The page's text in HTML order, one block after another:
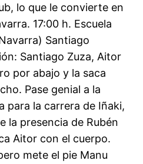
lo que le convierte en
17:00 h. Escuela
Santiago
Santiago Zuza, Aitor
por abajo y la saca
Pase genial a la
para la carrera de Iñaki,
la presencia de Rubén
Aitor con el cuerpo.
mete el pie Manu